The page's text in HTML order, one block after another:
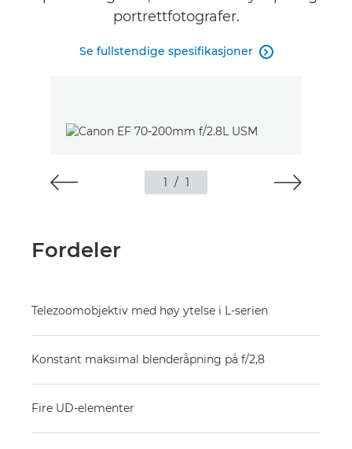
portrettfotografer.
Se fullstendige spesifikasjoner 
1 / 1
Fordeler
Telezoomobjektiv med høy ytelse i L-serien
Konstant maksimal blenderåpning på f/2,8
Fire UD-elementer